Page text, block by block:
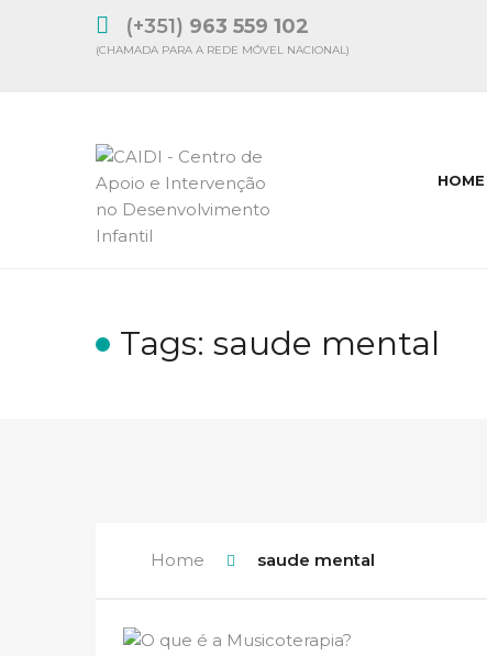
(+351) 963 559 102
(CHAMADA PARA A REDE MÓVEL NACIONAL)
HOME
Tags: saude mental
Home saude mental